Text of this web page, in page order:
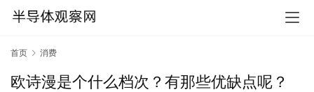
首页 消费
欧诗漫是个什么档次？有那些优缺点呢？